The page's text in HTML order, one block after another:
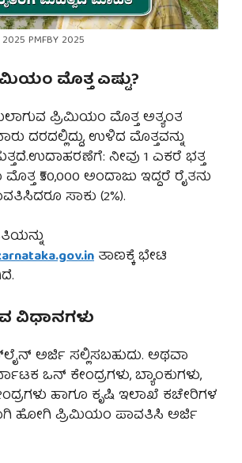
PMFBY 2025
ಮೊತ್ತ ಎಷ್ಟು?
ಪ್ರಿಮಿಯಂ ಮೊತ್ತ ಅತ್ಯಂತ
ದರದಲ್ಲಿದ್ದು, ಉಳಿದ ಮೊತ್ತವನ್ನು
ನೀವು 1 ಎಕರೆ ಭತ್ತ
₹50,000 ಅಂದಾಜು ಇದ್ದರೆ ರೈತನು
ಸಾಕು (2%).
ತಾಣಕ್ಕೆ ಭೇಟಿ
ವಿಧಾನಗಳು
ಅರ್ಜಿ ಸಲ್ಲಿಸಬಹುದು. ಅಥವಾ
ಒನ್ ಕೇಂದ್ರಗಳು, ಬ್ಯಾಂಕುಗಳು,
ಹಾಗೂ ಕೃಷಿ ಇಲಾಖೆ ಕಚೇರಿಗಳ
ಹೋಗಿ ಪ್ರಿಮಿಯಂ ಪಾವತಿಸಿ ಅರ್ಜಿ